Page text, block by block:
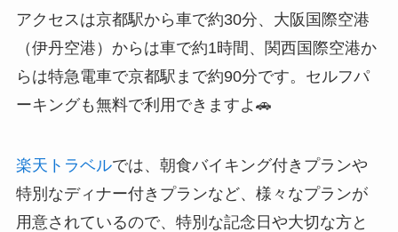
アクセスは京都駅から車で約30分、大阪国際空港
（伊丹空港）からは車で約1時間、関西国際空港か
らは特急電車で京都駅まで約90分です。セルフパ
ーキングも無料で利用できますよ🚗
楽天トラベルでは、朝食バイキング付きプランや
特別なディナー付きプランなど、様々なプランが
用意されているので、特別な記念日や大切な方と